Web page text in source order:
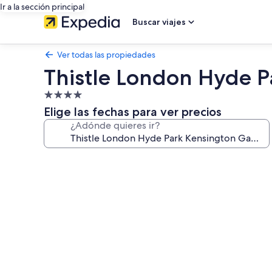
Ir a la sección principal
Buscar viajes
Ver todas las propiedades
Thistle London Hyde
Propiedad
de
4.0
estrellas
Elige las fechas para ver precios
¿Adónde quieres ir?